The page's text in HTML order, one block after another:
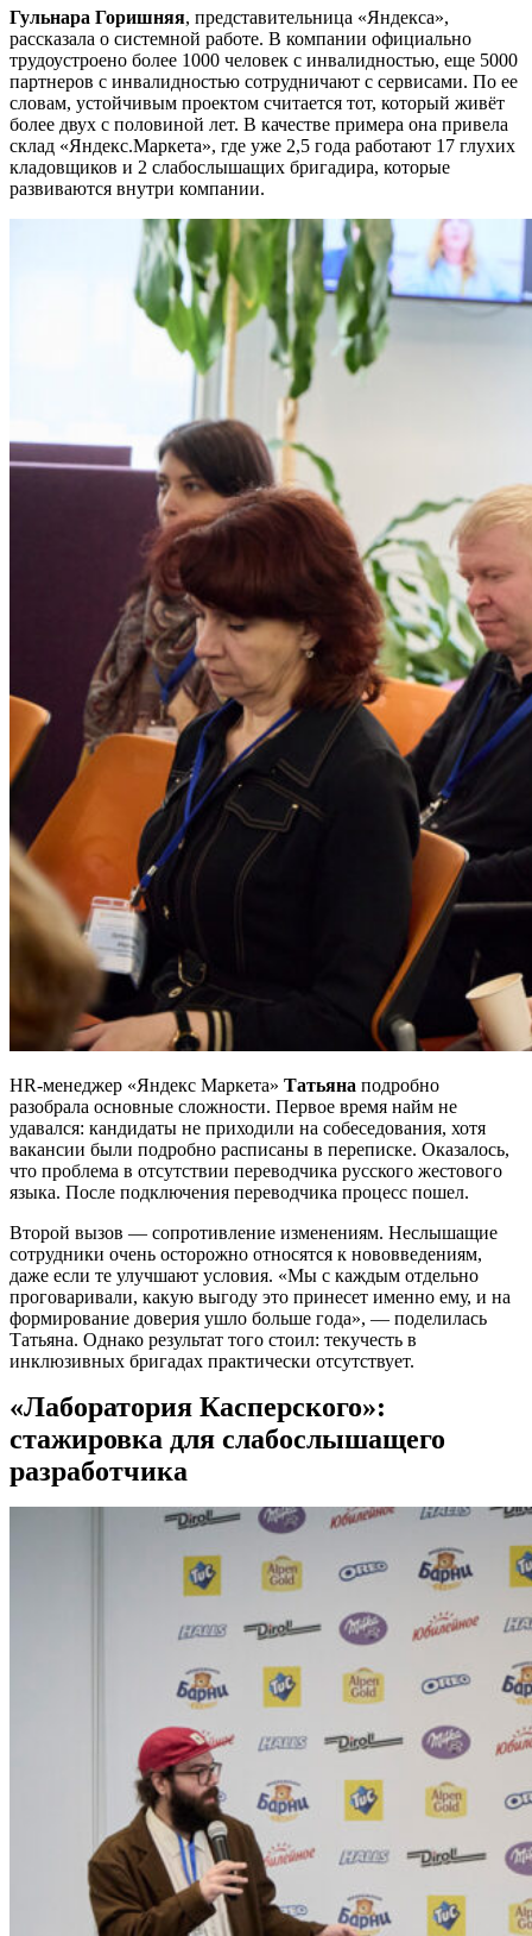
Гульнара Горишняя, представительница «Яндекса»,
рассказала о системной работе. В компании официально
трудоустроено более 1000 человек с инвалидностью, еще 5000
партнеров с инвалидностью сотрудничают с сервисами. По ее
словам, устойчивым проектом считается тот, который живёт
более двух с половиной лет. В качестве примера она привела
склад «Яндекс.Маркета», где уже 2,5 года работают 17 глухих
кладовщиков и 2 слабослышащих бригадира, которые
развиваются внутри компании.
HR-менеджер «Яндекс Маркета» Татьяна подробно
разобрала основные сложности. Первое время найм не
удавался: кандидаты не приходили на собеседования, хотя
вакансии были подробно расписаны в переписке. Оказалось,
что проблема в отсутствии переводчика русского жестового
языка. После подключения переводчика процесс пошел.
Второй вызов — сопротивление изменениям. Неслышащие
сотрудники очень осторожно относятся к нововведениям,
даже если те улучшают условия. «Мы с каждым отдельно
проговаривали, какую выгоду это принесет именно ему, и на
формирование доверия ушло больше года», — поделилась
Татьяна. Однако результат того стоил: текучесть в
инклюзивных бригадах практически отсутствует.
«Лаборатория Касперского»:
стажировка для слабослышащего
разработчика